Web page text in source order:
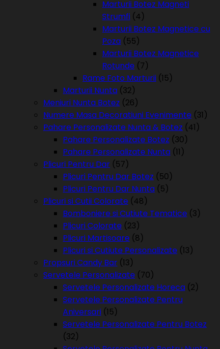
Marturii Botez Magneti
Strumfi (4)
Marturii Botez Magnetice cu
Poza (55)
Marturii Botez Magnetice
Rotunde (7)
Rame Foto Marturii (15)
Marturii Nunta (32)
Meniuri Nunta Botez (26)
Numere Masa Decoratiuni Evenimente (31)
Pahare Personalizate Nunta & Botez (41)
Pahare Personalizate Botez (30)
Pahare Personalizate Nunta (11)
Plicuri Pentru Dar (57)
Plicuri Pentru Dar Botez (50)
Plicuri Pentru Dar Nunta (5)
Plicuri si Cutii Colorate (48)
Bomboniere si Cutiute Tematice (3)
Plicuri Colorate (23)
Plicuri Martisoare (8)
Plicuri si Cutiute Personalizate (13)
Propsuri Candy Bar (13)
Servetele Personalizate (70)
Servetele Personalizate Horeca (2)
Servetele Personalizate Pentru
Aniversari (15)
Servetele Personalizate Pentru Botez
(32)